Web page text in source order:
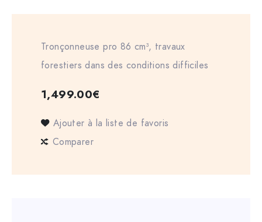
Tronçonneuse pro 86 cm³, travaux
forestiers dans des conditions difficiles
1,499.00€
Ajouter à la liste de favoris
Comparer